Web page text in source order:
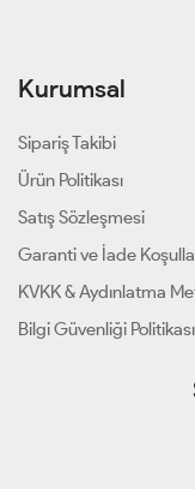
Kurumsal
Sipariş Takibi
Ürün Politikası
Satış Sözleşmesi
Garanti ve İade
KVKK & Aydınlatma
Bilgi Güvenliği Politikası